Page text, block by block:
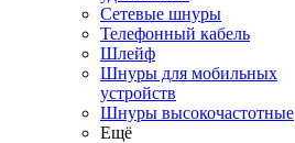
Сетевые шнуры
Телефонный кабель
Шлейф
Шнуры для мобильных
устройств
Шнуры высокочастотные
Ещё